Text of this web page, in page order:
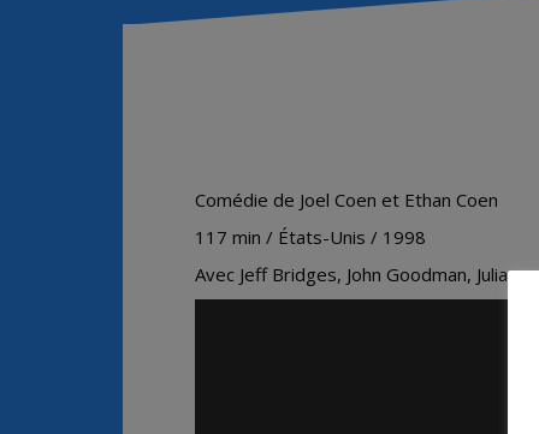
Comédie de Joel Coen et Ethan Coen
117 min / États-Unis / 1998
Avec Jeff Bridges, John Goodman,